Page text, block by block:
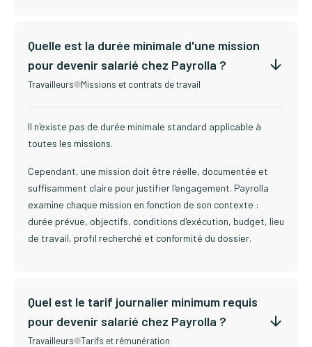
Quelle est la durée minimale d'une mission
pour devenir salarié chez Payrolla ?
Travailleurs Missions et contrats de travail
Il n'existe pas de durée minimale standard applicable à
toutes les missions.
Cependant, une mission doit être réelle, documentée et
suffisamment claire pour justifier l'engagement. Payrolla
examine chaque mission en fonction de son contexte :
durée prévue, objectifs, conditions d'exécution, budget, lieu
de travail, profil recherché et conformité du dossier.
Quel est le tarif journalier minimum requis
pour devenir salarié chez Payrolla ?
Travailleurs Tarifs et rémunération